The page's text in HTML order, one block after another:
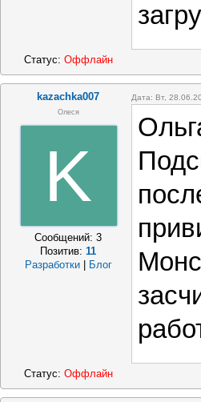
Статус: Оффлайн
kazachka007 Дата: Вт,
Олеся
K
Сообщений:3
Позитив:11
Разработки
Блог
Статус: Оффлайн